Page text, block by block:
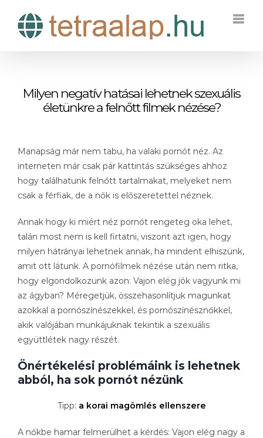
Milyen negatív hatásai lehetnek szexuális
életünkre a felnőtt filmek nézése?
Manapság már nem tabu, ha valaki pornót néz. Az
interneten már csak pár kattintás szükséges ahhoz
hogy találhatunk felnőtt tartalmakat, melyeket nem
csak a férfiak, de a nők is előszeretettel néznek.
Annak hogy ki miért néz pornót rengeteg oka lehet,
talán most nem is kell firtatni, viszont azt igen, hogy
milyen hátrányai lehetnek annak, ha mindent elhiszünk,
amit ott látunk. A pornófilmek nézése után nem ritka,
hogy elgondolkozunk azon: Vajon elég jók vagyunk mi
az ágyban? Méregetjük, összehasonlítjuk magunkat
azokkal a pornószínészekkel, és pornószínésznőkkel,
akik valójában munkájuknak tekintik a szexuális
együttlétek nagy részét.
Önértékelési problémáink is lehetnek
abból, ha sok pornót nézünk
Tipp: a korai magömlés ellenszere
A nőkbe hamar felmerülhet a kérdés: Vajon elég nagy a